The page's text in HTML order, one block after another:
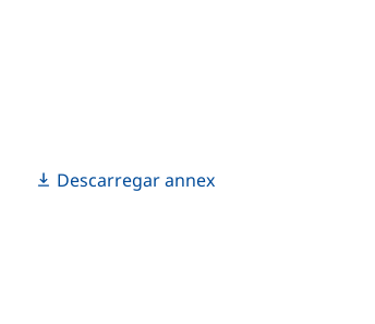
Descarregar annex